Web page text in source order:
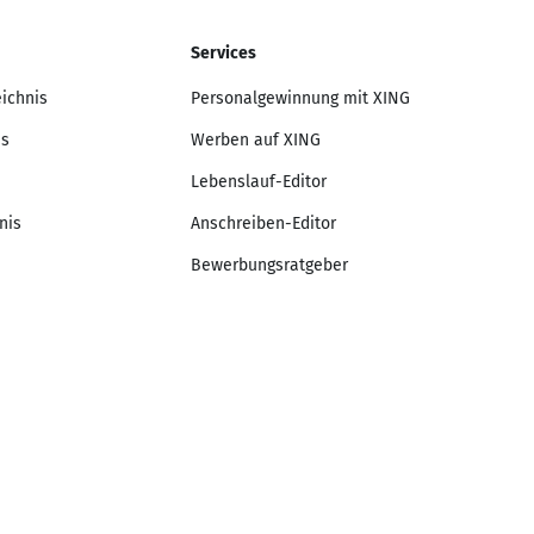
Services
Personalgewinnung mit XING
Werben auf XING
Lebenslauf-Editor
Anschreiben-Editor
Bewerbungsratgeber